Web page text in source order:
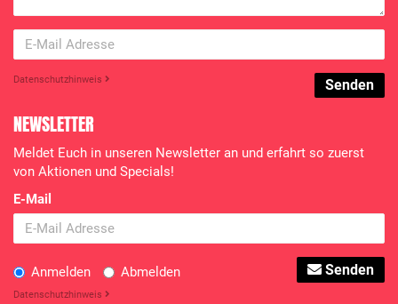
Datenschutzhinweis Senden
NEWSLETTER
Meldet Euch in unseren Newsletter an und erfahrt so zuerst
von Aktionen und Specials!
E-Mail
Anmelden Abmelden Senden
Datenschutzhinweis